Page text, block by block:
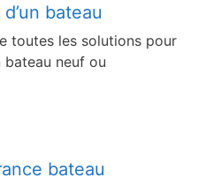
bateau
toutes les solutions pour
bateau neuf ou
bateau